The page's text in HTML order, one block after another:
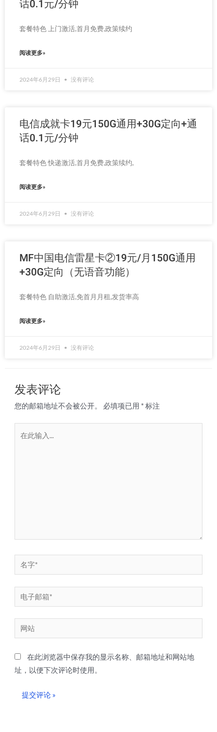
话0.1元/分钟
套餐特色 上门激活,首月免费,政策续约
阅读更多»
2024年6月29日 没有评论
电信成就卡19元150G通用+30G定向+通
话0.1元/分钟
套餐特色 快递激活,首月免费,政策续约,
阅读更多»
2024年6月29日 没有评论
MF中国电信雷星卡②19元/月150G通用
+30G定向（无语音功能）
套餐特色 自助激活,免首月月租,发货率高
阅读更多»
2024年6月29日 没有评论
发表评论
您的邮箱地址不会被公开。 必填项已用 * 标注
字
*
电
子
邮
箱
网
站
在此浏览器中保存我的显示名称、邮箱地址和网站地
址，以便下次评论时使用。